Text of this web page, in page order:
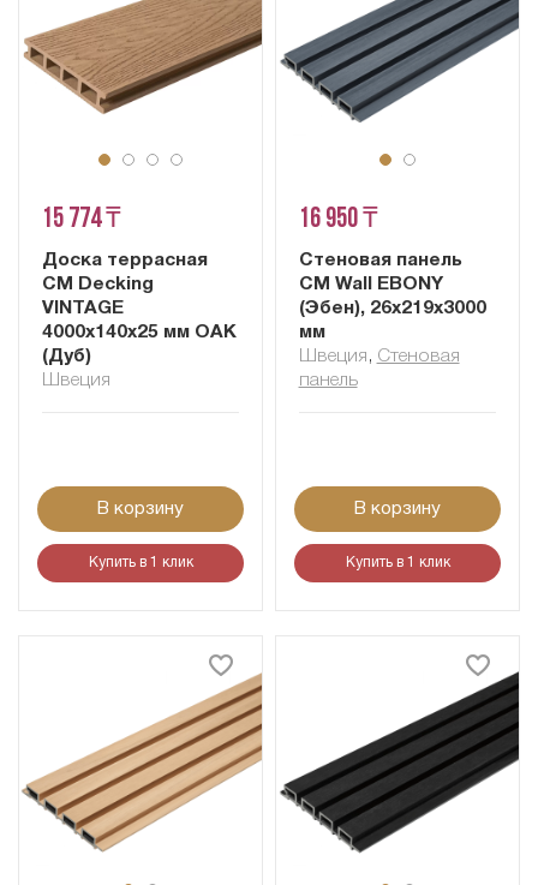
15 774 ₸
Доска террасная
CM Decking
VINTAGE
4000х140х25 мм OAK
(Дуб)
Швеция
В корзину
Купить в 1 клик
16 950 ₸
Стеновая панель
CM Wall EBONY
(Эбен), 26x219x3000
мм
Швеция , Cтеновая
панель
В корзину
Купить в 1 клик